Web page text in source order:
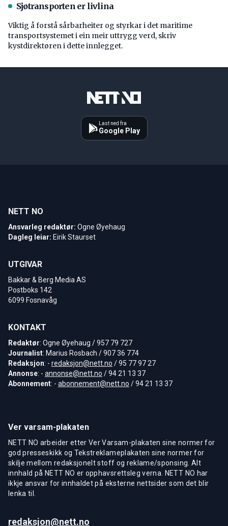
Sjøtransporten er livlina
Viktig å forstå ­sårbarheiter og styrkar i det maritime
transport­systemet i ein meir uttrygg verd, skriv
kystdirektøren i dette innlegget.
Last ned fra
Google Play
NETT NO
Ansvarleg redaktør: Ogne Øyehaug
Dagleg leiar: Eirik Staurset
UTGIVAR
Bakkar & Berg Media AS
Postboks 142
6099 Fosnavåg
KONTAKT
Redaktør: Ogne Øyehaug / 957 79 727
Journalist: Marius Rosbach / 907 36 774
Redaksjon: - redaksjon@nett.no / 95 77 97 27
Annonse: - annonse@nett.no / 94 21 13 37
Abonnement: - abonnement@nett.no / 94 21 13 37
Ver varsam-plakaten
NETT NO arbeider etter Ver Varsam-plakaten sine normer for
god presseskikk og Tekstreklameplakaten sine normer for
skilje mellom redaksjonelt stoff og reklame/sponsing. Alt
innhald på NETT NO er opphavsrettsleg verna. NETT NO har
ikkje ansvar for innhaldet på eksterne nettsider som det blir
lenka til.
redaksjon@nett.no